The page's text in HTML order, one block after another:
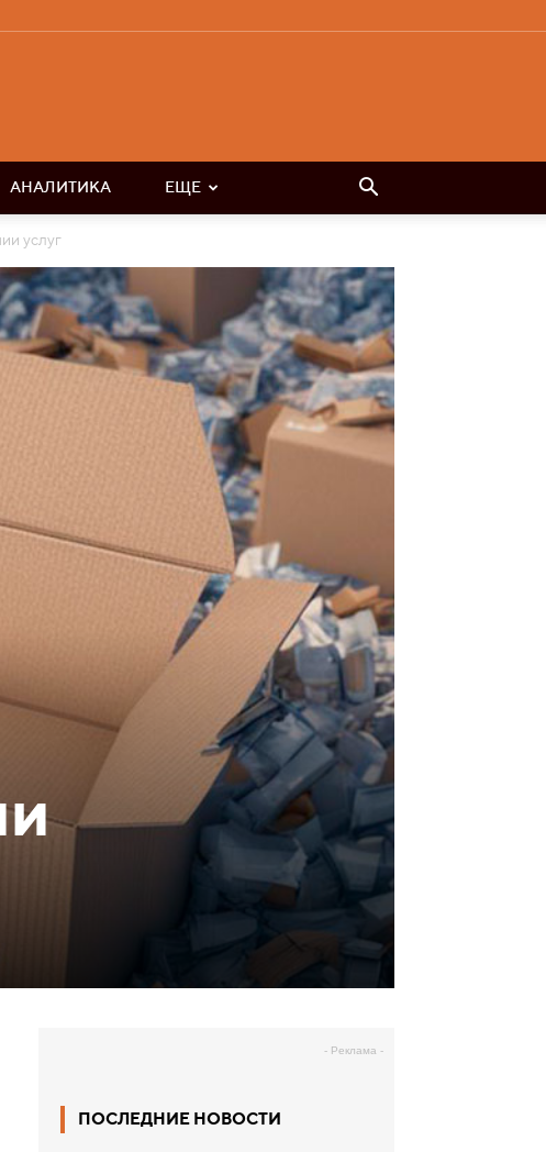
АНАЛИТИКА ЕЩЕ
услуг
- Реклама -
ПОСЛЕДНИЕ НОВОСТИ